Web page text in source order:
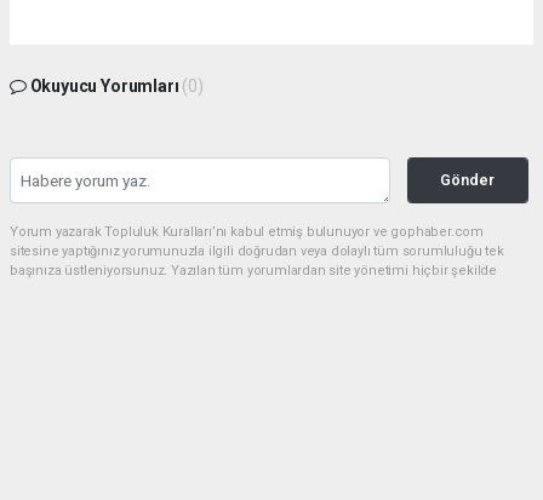
Okuyucu Yorumları (0)
Gönder
Yorum yazarak Topluluk Kuralları’nı kabul etmiş bulunuyor ve gophaber.com
sitesine yaptığınız yorumunuzla ilgili doğrudan veya dolaylı tüm sorumluluğu tek
başınıza üstleniyorsunuz. Yazılan tüm yorumlardan site yönetimi hiçbir şekilde